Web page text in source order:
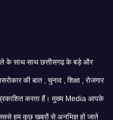
के साथ साथ छत्तीसगढ़ के बड़े और
की बात , चुनाव , शिक्षा , रोजगार
करता हैं। मुख्य Media आपके
हम कुछ खबरों से अनभिज्ञ हो जाते